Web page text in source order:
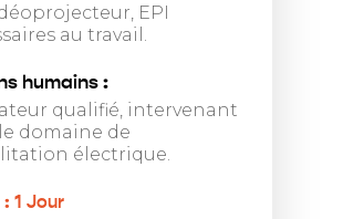
EPI
au travail.
humains :
qualifié, intervenant
domaine de
électrique.
: 1 Jour